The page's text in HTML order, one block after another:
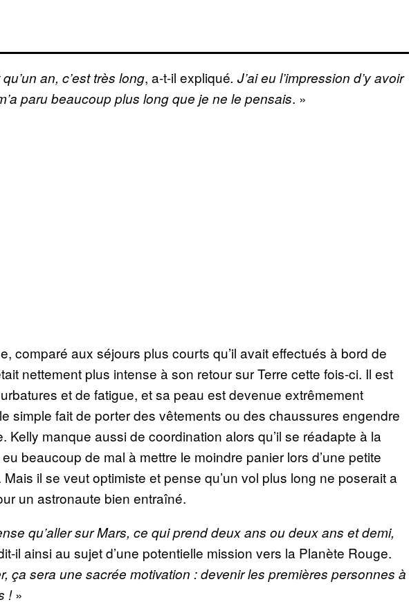
an, c’est très long, a-t-il expliqué. J’ai eu l’impression d’y avoir
paru beaucoup plus long que je ne le pensais. »
comparé aux séjours plus courts qu’il avait effectués à bord de
nettement plus intense à son retour sur Terre cette fois-ci. Il est
et de fatigue, et sa peau est devenue extrêmement
simple fait de porter des vêtements ou des chaussures engendre
Kelly manque aussi de coordination alors qu’il se réadapte à la
beaucoup de mal à mettre le moindre panier lors d’une petite
il se veut optimiste et pense qu’un vol plus long ne poserait a
un astronaute bien entraîné.
qu’aller sur Mars, ce qui prend deux ans ou deux ans et demi,
il ainsi au sujet d’une potentielle mission vers la Planète Rouge.
ça sera une sacrée motivation : devenir les premières personnes à
!»